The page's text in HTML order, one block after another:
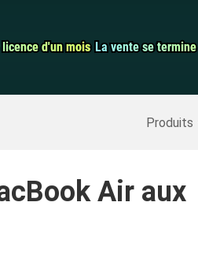
d'un mois
d'un mois La vente se
La vente se
Produits
Récupérer les données
Air aux